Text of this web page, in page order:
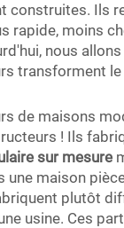
construites. Ils
rapide, moins
nous
transforment le
de maisons
! Ils
sur mesure
une maison
plutôt
usine. Ces